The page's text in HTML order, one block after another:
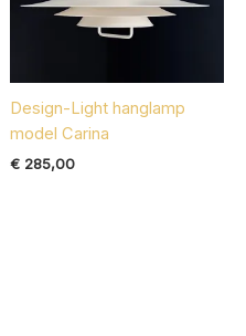
Design-Light hanglamp
model Carina
€ 285,00